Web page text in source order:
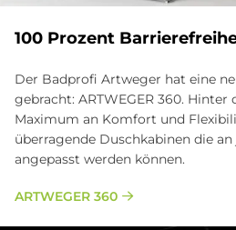
100 Pro­zent
Der Badprofi Artweger hat eine
gebracht: ARTWEGER 360.
Maximum an Komfort und
überragende Duschkabinen die
angepasst werden können.
ARTWEGER 360